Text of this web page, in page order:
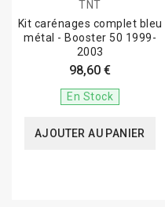
TNT
Kit carénages complet bleu
métal - Booster 50 1999-
2003
98,60 €
En Stock
AJOUTER AU PANIER